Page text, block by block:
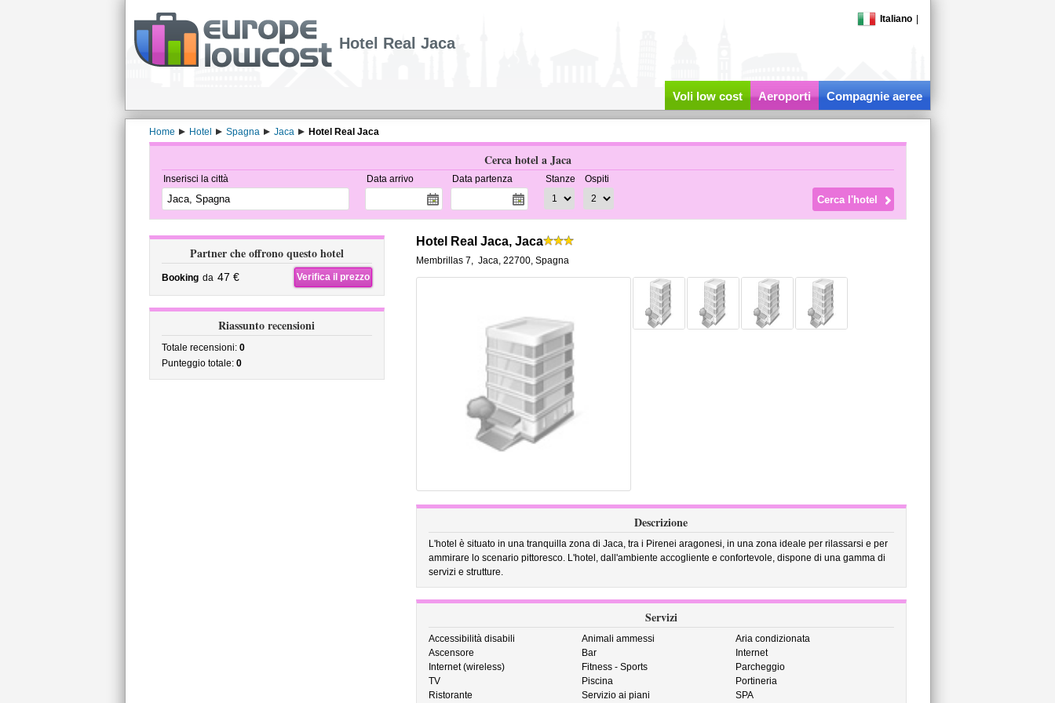
Italiano
Hotel Real Jaca
Voli low cost Aeroporti Compagnie aeree
Home Hotel Spagna Jaca Hotel Real Jaca
Cerca hotel a Jaca
Inserisci la città Data arrivo Data partenza Stanze Ospiti
Partner che offrono questo hotel
Booking da 47 € Verifica il prezzo
Riassunto recensioni
Totale recensioni: 0
Punteggio totale: 0
Hotel Real Jaca, Jaca
Membrillas 7, Jaca, 22700, Spagna
Descrizione
L'hotel è situato in una tranquilla zona di Jaca, tra i Pirenei aragonesi, in una zona ideale per rilassarsi e per
ammirare lo scenario pittoresco. L'hotel, dall'ambiente accogliente e confortevole, dispone di una gamma di
servizi e strutture.
Servizi
Accessibilità disabili Animali ammessi
Aria condizionata
Ascensore
Bar
Internet
Internet (wireless)
Fitness - Sports
Parcheggio
TV
Piscina
Portineria
Ristorante
Servizio ai piani SPA